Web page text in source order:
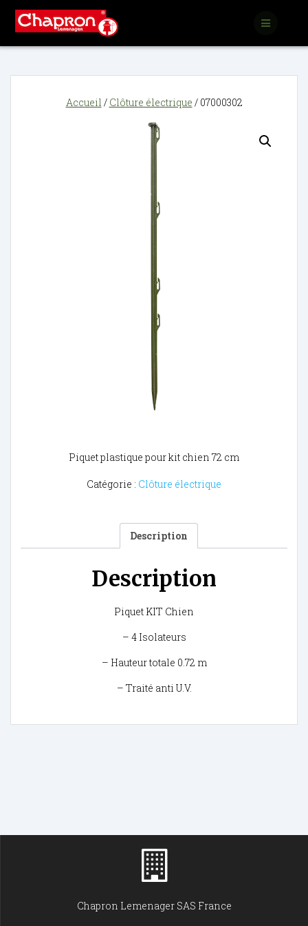
Accueil / Clôture électrique / 07000302
Piquet plastique pour kit chien 72 cm
Catégorie : Clôture électrique
Description
Description
Piquet KIT Chien
– 4 Isolateurs
– Hauteur totale 0.72 m
– Traité anti U.V.
Chapron Lemenager SAS France